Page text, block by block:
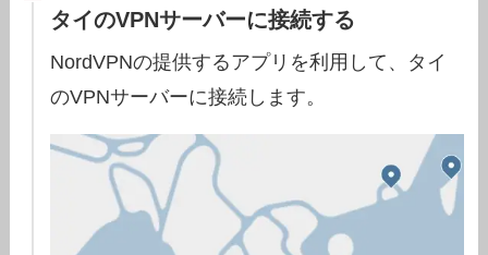
タイのVPNサーバーに接続する
NordVPNの提供するアプリを利用して、タイ
のVPNサーバーに接続します。